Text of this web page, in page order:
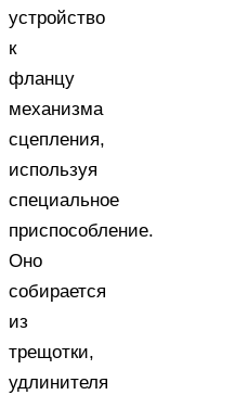
устройство
к
фланцу
механизма
сцепления,
используя
специальное
приспособление.
Оно
собирается
из
трещотки,
удлинителя